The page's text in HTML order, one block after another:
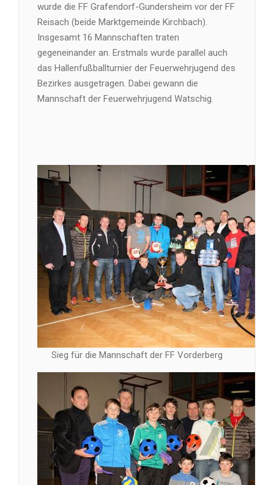
wurde die FF Grafendorf-Gundersheim vor der FF
Reisach (beide Marktgemeinde Kirchbach).
Insgesamt 16 Mannschaften traten
gegeneinander an. Erstmals wurde parallel auch
das Hallenfußballturnier der Feuerwehrjugend des
Bezirkes ausgetragen. Dabei gewann die
Mannschaft der Feuerwehrjugend Watschig.
Sieg für die Mannschaft der FF Vorderberg